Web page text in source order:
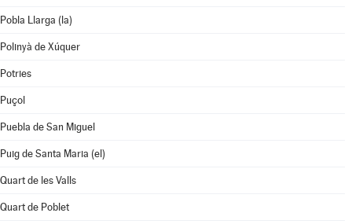
Pobla Llarga (la)
Polinyà de Xúquer
Potries
Puçol
Puebla de San Miguel
Puig de Santa Maria (el)
Quart de les Valls
Quart de Poblet